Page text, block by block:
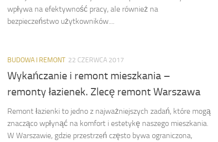
wpływa na efektywność pracy, ale również na
bezpieczeństwo użytkowników....
BUDOWA I REMONT 22 CZERWCA 2017
Wykańczanie i remont mieszkania –
remonty łazienek. Zlecę remont Warszawa
Remont łazienki to jedno z najważniejszych zadań, które mogą
znacząco wpłynąć na komfort i estetykę naszego mieszkania.
W Warszawie, gdzie przestrzeń często bywa ograniczona,